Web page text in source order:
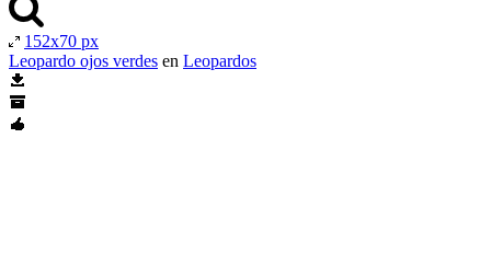
152x70 px
Leopardo ojos verdes en Leopardos